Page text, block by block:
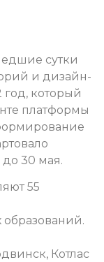
сутки
и дизайн-
год, который
платформы
до 30 мая.
55
образований.
Котлас